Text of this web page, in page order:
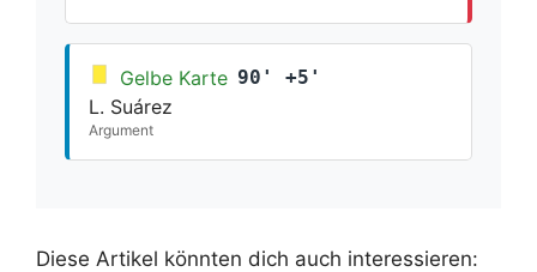
Gelbe Karte 90' +5'
L. Suárez
Argument
Diese Artikel könnten dich auch interessieren: